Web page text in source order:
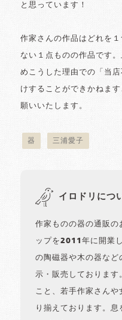
と思っています！
作家さんの作品はどれを
ない１点ものの作品です
めこうした理由での「当
けすることができかねま
願いいたします。
器 三浦愛子
イロドリにつ
作家ものの器の通販の
ップを2011年に開業
の陶磁器や木の器など
示・販売しておりま
こと、若手作家さん
り揃えております。